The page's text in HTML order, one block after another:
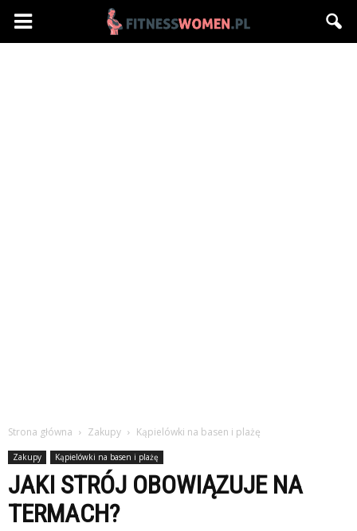
Fitnesswomen.pl
Strona główna Zakupy Kąpielówki na basen i plażę
Zakupy Kąpielówki na basen i plażę
JAKI STRÓJ OBOWIĄZUJE NA
TERMACH?